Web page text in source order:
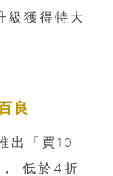
級獲得特大
良
出「買10
低於4折